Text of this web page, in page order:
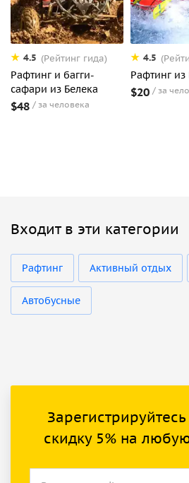
4.5 (Рейтинг гида)
Рафтинг и багги-
сафари из Белека
$48 за человека
4.5
Рафтинг из
$20 за
Входит в эти категории
Рафтинг Активный отдых
Автобусные
скидку 5% на